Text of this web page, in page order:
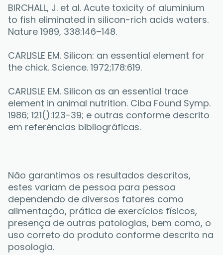
BIRCHALL, J. et al. Acute toxicity of aluminium
to fish eliminated in silicon-rich acids waters.
Nature 1989, 338:146–148.
CARLISLE EM. Silicon: an essential element for
the chick. Science. 1972;178:619.
CARLISLE EM. Silicon as an essential trace
element in animal nutrition. Ciba Found Symp.
1986; 121():123-39; e outras conforme descrito
em referências bibliográficas.
Não garantimos os resultados descritos,
estes variam de pessoa para pessoa
dependendo de diversos fatores como
alimentação, prática de exercícios físicos,
presença de outras patologias, bem como, o
uso correto do produto conforme descrito na
posologia.